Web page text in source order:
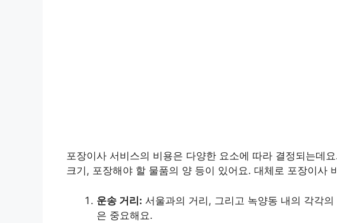
포장이사 서비스의 비용은 다양한 요소에 따라 결정되는데
크기, 포장해야 할 물품의 양 등이 있어요. 대체로 포장이사
운송 거리: 서울과의 거리, 그리고 녹양동 내의 각각
은 중요해요.